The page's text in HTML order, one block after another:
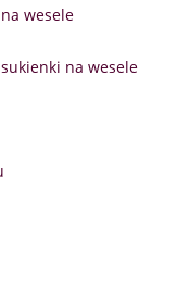
wesele
na wesele